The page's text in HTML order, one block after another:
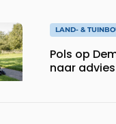
LAND- &
Pols op
naar